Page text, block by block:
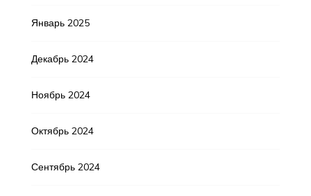
Январь 2025
Декабрь 2024
Ноябрь 2024
Октябрь 2024
Сентябрь 2024